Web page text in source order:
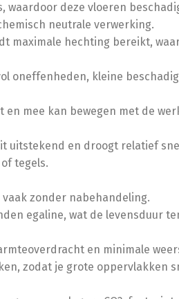
waardoor deze vloeren
neutrale verwerking.
maximale hechting bereikt,
oneffenheden, kleine
mee kan bewegen met de
uitstekend en droogt relatief
tegels.
zonder nabehandeling.
egaline, wat de levensduur
en minimale
zodat je grote oppervlakken